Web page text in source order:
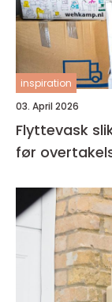
inspiration
03. April 2026
Flyttevask slik får du et skinnende rent hjem
før